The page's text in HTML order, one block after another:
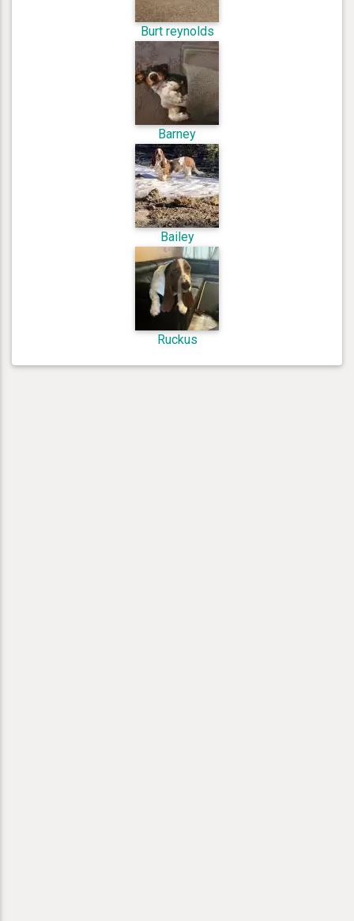
Burt reynolds
Barney
Bailey
Ruckus